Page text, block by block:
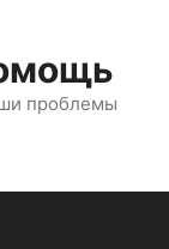
проблемы